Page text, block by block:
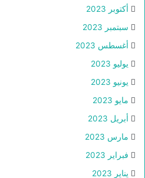
أكتوبر 2023
سبتمبر 2023
أغسطس 2023
يوليو 2023
يونيو 2023
مايو 2023
أبريل 2023
مارس 2023
فبراير 2023
يناير 2023